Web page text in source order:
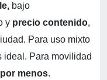
bajo
y precio contenido,
Para uso mixto
ideal. Para movilidad
menos.